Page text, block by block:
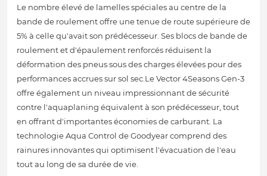
Le nombre élevé de lamelles spéciales au centre de la
bande de roulement offre une tenue de route supérieure de
5% à celle qu'avait son prédécesseur. Ses blocs de bande de
roulement et d'épaulement renforcés réduisent la
déformation des pneus sous des charges élevées pour des
performances accrues sur sol sec.Le Vector 4Seasons Gen-3
offre également un niveau impressionnant de sécurité
contre l'aquaplaning équivalent à son prédécesseur, tout
en offrant d'importantes économies de carburant. La
technologie Aqua Control de Goodyear comprend des
rainures innovantes qui optimisent l'évacuation de l'eau
tout au long de sa durée de vie.